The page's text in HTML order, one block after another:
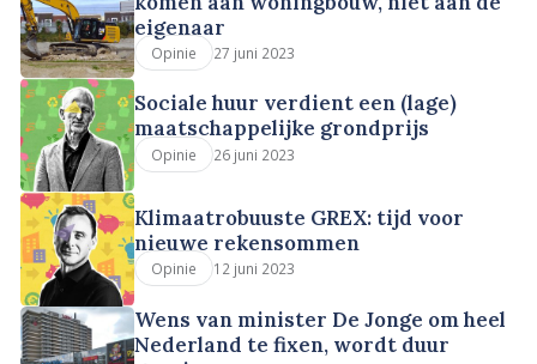
eigenaar
Opinie 27 juni 2023
Sociale huur verdient een (lage)
maatschappelijke grondprijs
Opinie 26 juni 2023
Klimaatrobuuste GREX: tijd voor
nieuwe rekensommen
Opinie 12 juni 2023
Wens van minister De Jonge om heel
Nederland te fixen, wordt duur